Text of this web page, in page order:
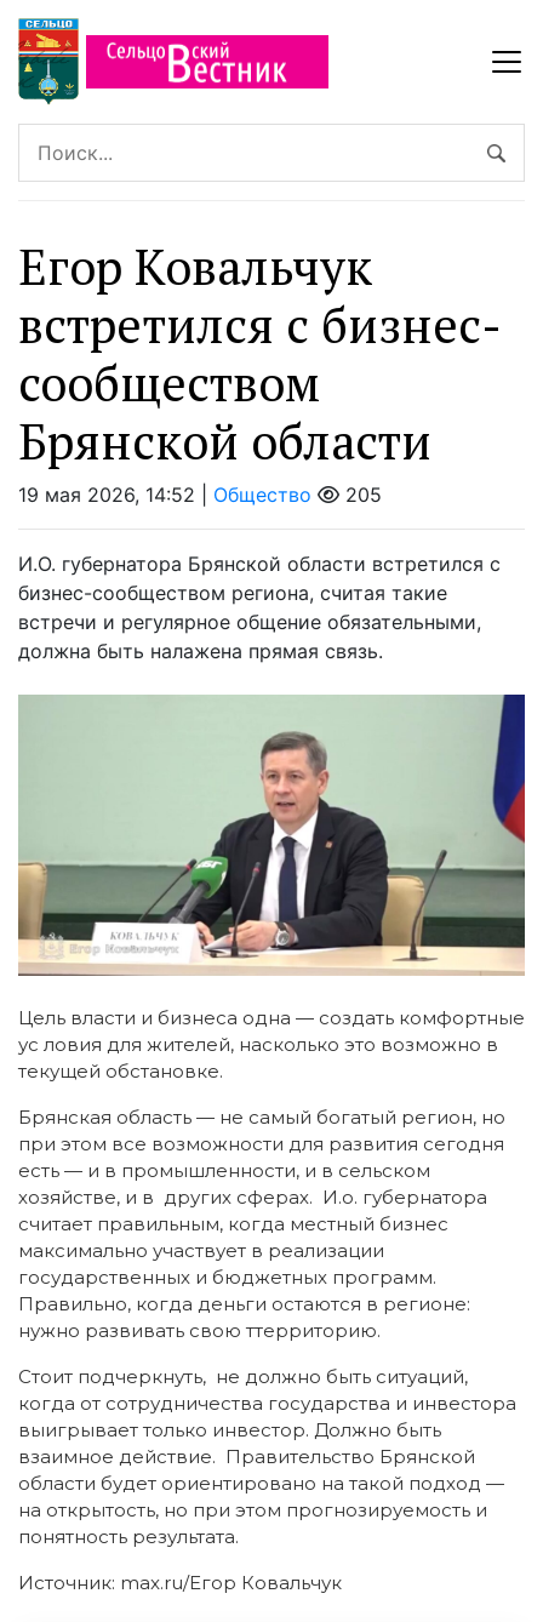
Егор Ковальчук
встретился с бизнес-
сообществом
Брянской области
19 мая 2026, 14:52 | Общество 205
И.О. губернатора Брянской области встретился с
бизнес-сообществом региона, считая такие
встречи и регулярное общение обязательными,
должна быть налажена прямая связь.
Цель власти и бизнеса одна — создать комфортные
ус ловия для жителей, насколько это возможно в
текущей обстановке.
Брянская область — не самый богатый регион, но
при этом все возможности для развития сегодня
есть — и в промышленности, и в сельском
хозяйстве, и в других сферах. И.о. губернатора
считает правильным, когда местный бизнес
максимально участвует в реализации
государственных и бюджетных программ.
Правильно, когда деньги остаются в регионе:
нужно развивать свою ттерриторию.
Стоит подчеркнуть, не должно быть ситуаций,
когда от сотрудничества государства и инвестора
выигрывает только инвестор. Должно быть
взаимное действие. Правительство Брянской
области будет ориентировано на такой подход —
на открытость, но при этом прогнозируемость и
понятность результата.
Источник: max.ru/Егор Ковальчук